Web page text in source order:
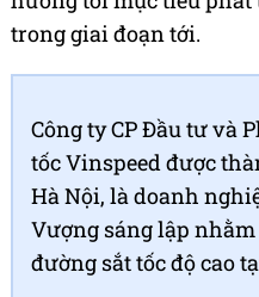
trong giai đoạn tới.
Công ty CP Đầu tư và
tốc Vinspeed được
Hà Nội, là doanh
Vượng sáng lập
đường sắt tốc độ cao